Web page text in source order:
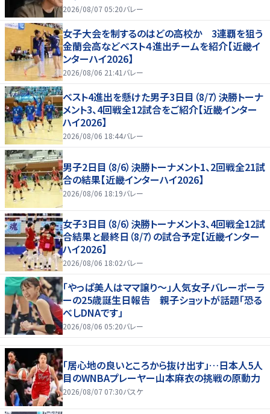
2026/08/07 05:20バレー
女子大会を制するのはどの高校か 3連覇を狙う
金蘭会高などベスト４進出チームを紹介【近畿イ
ンターハイ2026】
2026/08/06 21:41 バレー
ベスト4進出を懸けた男子3日目（8/7）決勝トーナ
メント3、4回戦全12試合をご紹介【近畿インター
ハイ2026】
2026/08/06 18:44バレー
男子2日目（8/6）決勝トーナメント1、2回戦全21試
合の結果【近畿インターハイ2026】
2026/08/06 18:19バレー
女子3日目（8/6）決勝トーナメント3、4回戦全12試
合結果と最終日（8/7）の試合予定【近畿インター
ハイ2026】
2026/08/06 18:02バレー
「やっぱ美人はママ譲り～」人気女子バレーボーラ
ーの25歳誕生日報告 親子ショットが話題「恐る
べしDNAです」
2026/08/06 05:20バレー
「居心地の良いところから抜け出す」…日本人5人
目のWNBAプレーヤー山本麻衣の挑戦の原動力
2026/08/07 07:30バスケ